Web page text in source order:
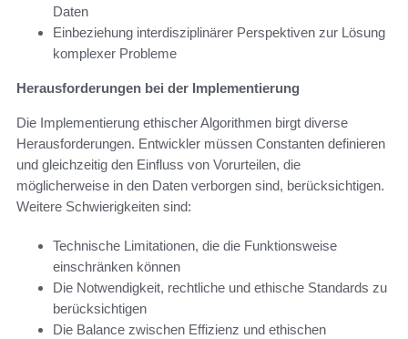
Daten
Einbeziehung interdisziplinärer Perspektiven zur Lösung
komplexer Probleme
Herausforderungen bei der Implementierung
Die Implementierung ethischer Algorithmen birgt diverse
Herausforderungen. Entwickler müssen Constanten definieren
und gleichzeitig den Einfluss von Vorurteilen, die
möglicherweise in den Daten verborgen sind, berücksichtigen.
Weitere Schwierigkeiten sind:
Technische Limitationen, die die Funktionsweise
einschränken können
Die Notwendigkeit, rechtliche und ethische Standards zu
berücksichtigen
Die Balance zwischen Effizienz und ethischen